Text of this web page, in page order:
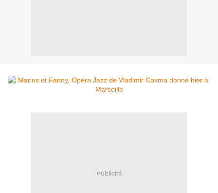
Publicité